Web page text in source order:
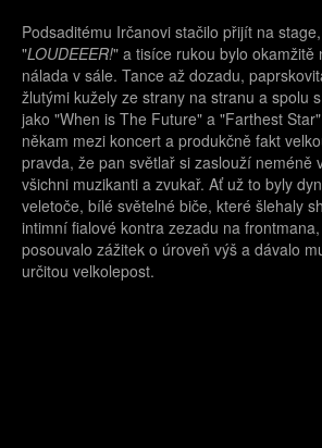
Podsaditému Irčanovi stačilo přijít na
"LOUDEEER!" a tisíce rukou bylo okamžitě
nálada v sále. Tance až dozadu,
žlutými kužely ze strany na stranu a spolu
jako "When is The Future" a "Farthest
někam mezi koncert a produkčně fakt
pravda, že pan světlař si zaslouží neméně
všichni muzikanti a zvukař. Ať už to byly
veletoče, bílé světelné biče, které šlehaly
intimní fialové kontra zezadu na
posouvalo zážitek o úroveň výš a dávalo
určitou velkolepost.